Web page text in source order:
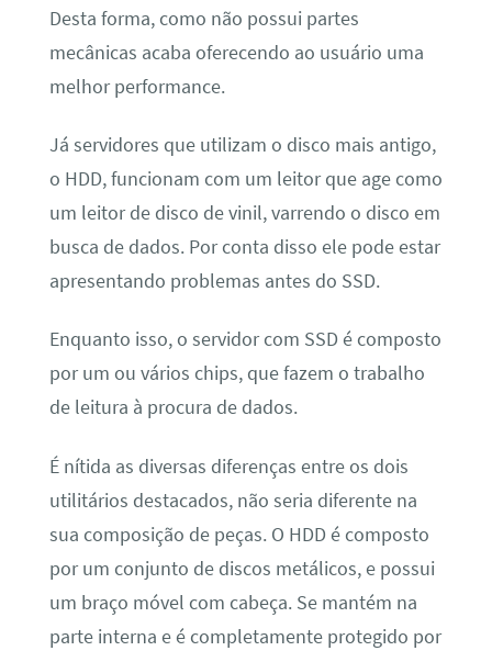
Desta forma, como não possui partes
mecânicas acaba oferecendo ao usuário uma
melhor performance.
Já servidores que utilizam o disco mais antigo,
o HDD, funcionam com um leitor que age como
um leitor de disco de vinil, varrendo o disco em
busca de dados. Por conta disso ele pode estar
apresentando problemas antes do SSD.
Enquanto isso, o servidor com SSD é composto
por um ou vários chips, que fazem o trabalho
de leitura à procura de dados.
É nítida as diversas diferenças entre os dois
utilitários destacados, não seria diferente na
sua composição de peças. O HDD é composto
por um conjunto de discos metálicos, e possui
um braço móvel com cabeça. Se mantém na
parte interna e é completamente protegido por